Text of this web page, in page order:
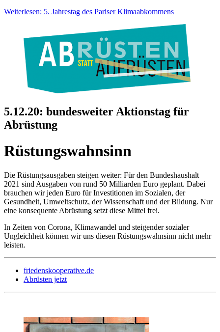
Weiterlesen: 5. Jahrestag des Pariser Klimaabkommens
5.12.20: bundesweiter Aktionstag für
Abrüstung
Rüstungswahnsinn
Die Rüstungsausgaben steigen weiter: Für den Bundeshaushalt
2021 sind Ausgaben von rund 50 Milliarden Euro geplant. Dabei
brauchen wir jeden Euro für Investitionen im Sozialen, der
Gesundheit, Umweltschutz, der Wissenschaft und der Bildung. Nur
eine konsequente Abrüstung setzt diese Mittel frei.
In Zeiten von Corona, Klimawandel und steigender sozialer
Ungleichheit können wir uns diesen Rüstungswahnsinn nicht mehr
leisten.
friedenskooperative.de
Abrüsten jetzt